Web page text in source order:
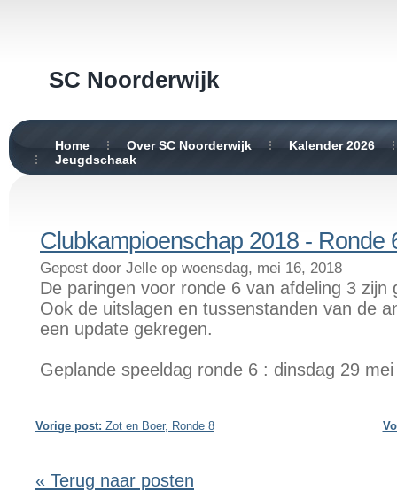
SC Noorderwijk
Home Over SC Noorderwijk
Kalender 2026
Jeugdschaak
Clubkampioenschap 2018 - Ronde
Gepost door Jelle op woensdag, mei 16, 2018
De paringen voor ronde 6 van afdeling 3 zijn
Ook de uitslagen en tussenstanden van de
een update gekregen.
Geplande speeldag ronde 6 : dinsdag 29 mei
Vorige post: Zot en Boer, Ronde 8
« Terug naar posten